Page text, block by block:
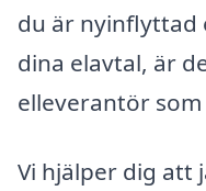
du är nyinflyttad
dina elavtal, är
elleverantör
Vi hjälper dig att